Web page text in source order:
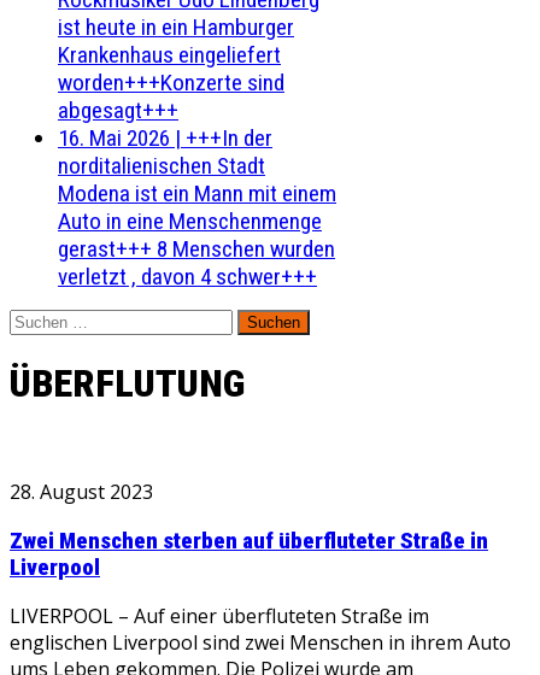
ist heute in ein Hamburger
Krankenhaus eingeliefert
worden+++Konzerte sind
abgesagt+++
16. Mai 2026 | +++In der
norditalienischen Stadt
Modena ist ein Mann mit einem
Auto in eine Menschenmenge
gerast+++ 8 Menschen wurden
verletzt , davon 4 schwer+++
Suchen
nach:
ÜBERFLUTUNG
28. August 2023
Zwei Menschen sterben auf überfluteter Straße in
Liverpool
LIVERPOOL – Auf einer überfluteten Straße im
englischen Liverpool sind zwei Menschen in ihrem Auto
ums Leben gekommen. Die Polizei wurde am